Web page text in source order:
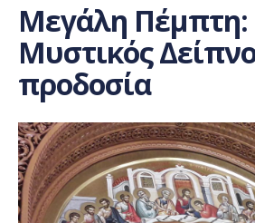
Μεγάλη Πέμπτη:
Μυστικός
προδοσία